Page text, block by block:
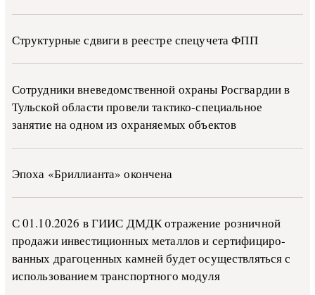
Структурные сдвиги в реестре спецучета ФПП
Сотрудники вневедомственной охраны Росгвардии в
Тульской области провели тактико-специальное
занятие на одном из охраняемых объектов
Эпоха «Бриллианта» окончена
С 01.10.2026 в ГИИС ДМДК от­ра­же­ние роз­ни­ч­ной
про­да­жи ин­ве­сти­ци­он­ных ме­тал­лов и сер­ти­фи­ци­ро­
ван­ных дра­го­цен­ных ка­м­ней бу­дет осу­ще­ств­лять­ся с
ис­поль­зо­ва­ни­ем тран­с­пор­т­но­го мо­ду­ля